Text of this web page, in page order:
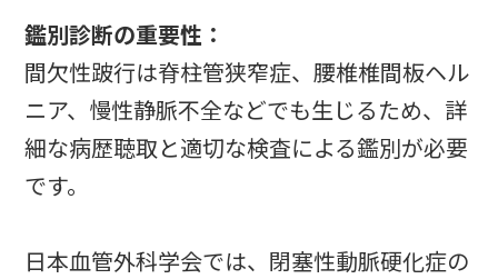
鑑別診断の重要性：
間欠性跛行は脊柱管狭窄症、腰椎椎間板ヘル
ニア、慢性静脈不全などでも生じるため、詳
細な病歴聴取と適切な検査による鑑別が必要
です。
日本血管外科学会では、閉塞性動脈硬化症の